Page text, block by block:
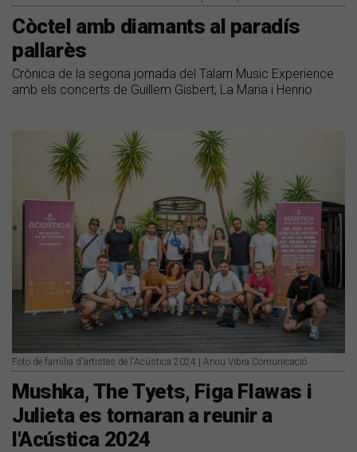
Còctel amb diamants al paradís
pallarès
Crònica de la segona jornada del Talarn Music Experience
amb els concerts de Guillem Gisbert, La Maria i Henrio
Foto de família d'artistes de l'Acústica 2024 | Arxiu Vibra Comunicació
Mushka, The Tyets, Figa Flawas i
Julieta es tornaran a reunir a
l'Acústica 2024